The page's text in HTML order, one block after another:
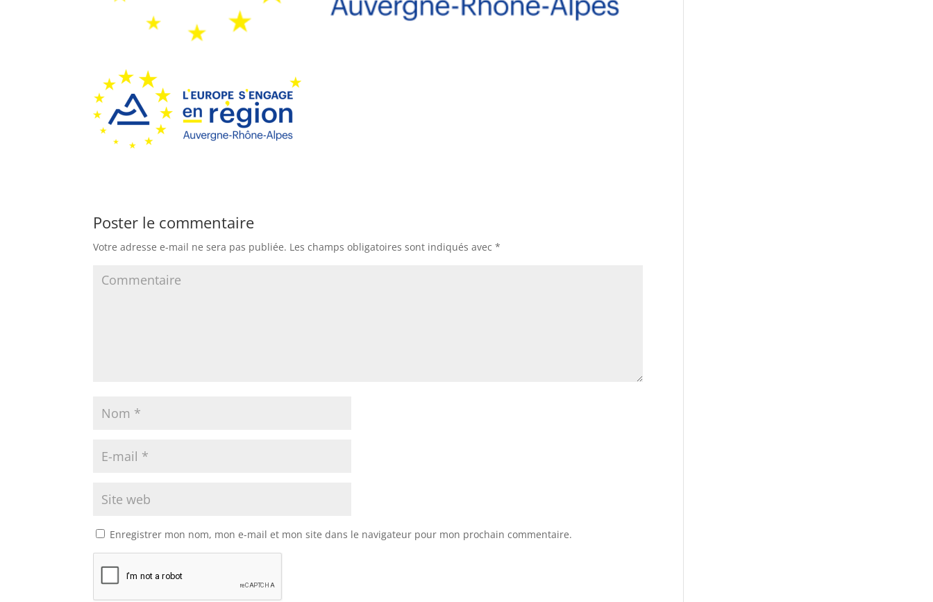
Poster le commentaire
Votre adresse e-mail ne sera pas publiée. Les champs obligatoires sont indiqués avec*
Enregistrer mon nom, mon e-mail et mon site dans le navigateur pour mon prochain commentaire.